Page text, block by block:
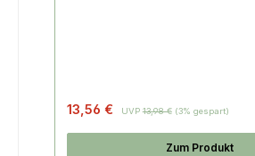
13,56 € UVP 13,98 € (3% gespart)
Zum Produkt